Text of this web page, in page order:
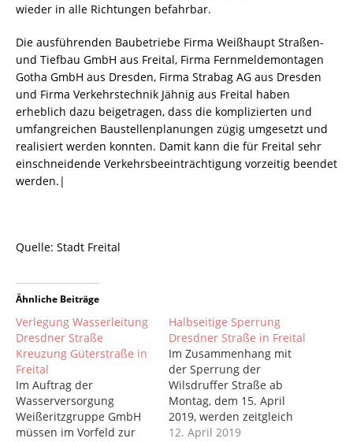
wieder in alle Richtungen befahrbar.
Die ausführenden Baubetriebe Firma Weißhaupt Straßen-
und Tiefbau GmbH aus Freital, Firma Fernmeldemontagen
Gotha GmbH aus Dresden, Firma Strabag AG aus Dresden
und Firma Verkehrstechnik Jähnig aus Freital haben
erheblich dazu beigetragen, dass die komplizierten und
umfangreichen Baustellenplanungen zügig umgesetzt und
realisiert werden konnten. Damit kann die für Freital sehr
einschneidende Verkehrsbeeinträchtigung vorzeitig beendet
werden.|
Quelle: Stadt Freital
Ähnliche Beiträge
Verlegung Wasserleitung
Dresdner Straße
Kreuzung Güterstraße in
Freital
Im Auftrag der
Wasserversorgung
Weißeritzgruppe GmbH
müssen im Vorfeld zur
Halbseitige Sperrung
Dresdner Straße in Freital
Im Zusammenhang mit
der Sperrung der
Wilsdruffer Straße ab
Montag, dem 15. April
2019, werden zeitgleich
Strom- und Gasleitungen
12. April 2019